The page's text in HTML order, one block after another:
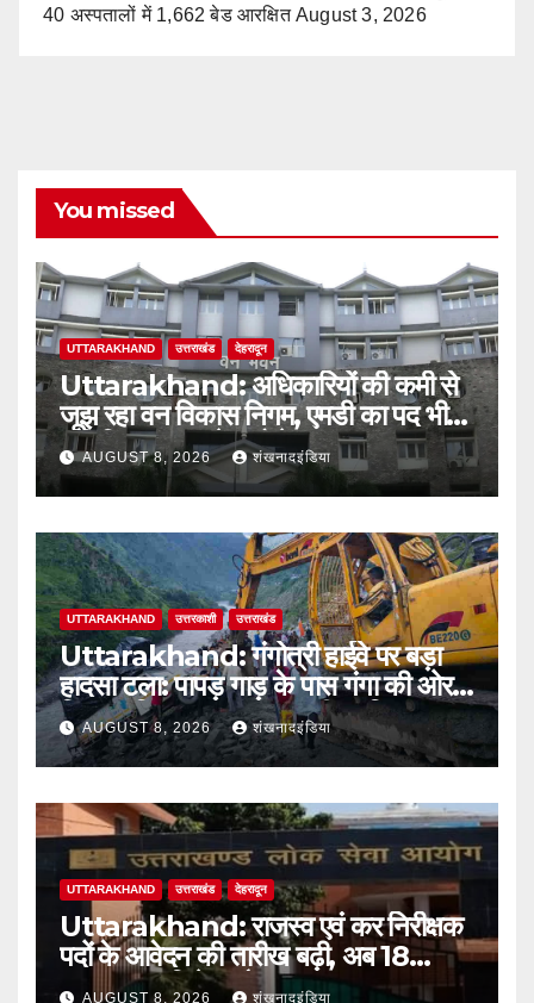
40 अस्पतालों में 1,662 बेड आरक्षित August 3, 2026
You missed
UTTARAKHAND उत्तराखंड देहरादून
Uttarakhand: अधिकारियों की कमी से
जूझ रहा वन विकास निगम, एमडी का पद भी
अतिरिक्त प्रभार के भरोसे
AUGUST 8, 2026 शंखनादइंडिया
UTTARAKHAND उत्तरकाशी उत्तराखंड
Uttarakhand: गंगोत्री हाईवे पर बड़ा
हादसा टला: पापड़ गाड़ के पास गंगा की ओर
फिसला पिकअप, कांवड़ यात्री सुरक्षित
AUGUST 8, 2026 शंखनादइंडिया
UTTARAKHAND उत्तराखंड देहरादून
Uttarakhand: राजस्व एवं कर निरीक्षक
पदों के आवेदन की तारीख बढ़ी, अब 18
अगस्त तक मिलेगा मौका
AUGUST 8, 2026 शंखनादइंडिया